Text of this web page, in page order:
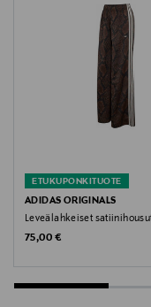
New Balance,
takki, New Balance
ETUKUPONKITUOTE
ADIDAS ORIGINALS
Leveälahkeiset
Original Price
75,00 €